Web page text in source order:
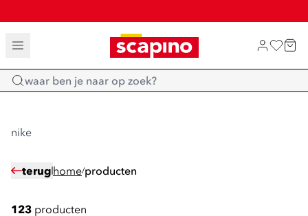
TOT 70% KORTING OP SALE
SHOP NIEUW
Home
nike
terug home/producten
123 producten